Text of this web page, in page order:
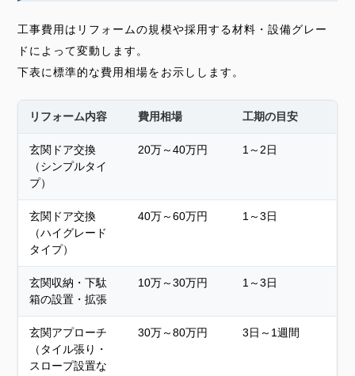
工事費用はリフォームの規模や採用する材料・設備グレー
ドによって変動します。
下表に標準的な費用相場をお示しします。
リフォーム内容 費用相場 工期の目安
玄関ドア交換
（シンプルタイ
プ）
20万～40万円 1～2日
玄関ドア交換
（ハイグレード
タイプ）
40万～60万円 1～3日
玄関収納・下駄
箱の設置・拡張
10万～30万円 1～3日
玄関アプローチ
（タイル張り・
スロープ設置な
30万～80万円 3日～1週間